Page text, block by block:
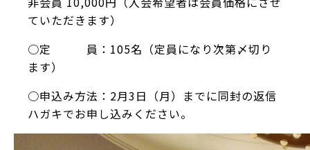
ていただきます）
○定 員：105名（定員になり次第〆切り
ます）
○申込み方法：2月3日（月）までに同封の返信
ハガキでお申し込みください。